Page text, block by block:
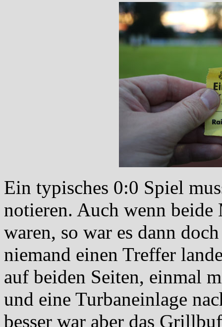
Ein typisches 0:0 Spiel
notieren. Auch wenn beide
waren, so war es dann
niemand einen Treffer
auf beiden Seiten, einmal
und eine Turbaneinlage
besser war aber das